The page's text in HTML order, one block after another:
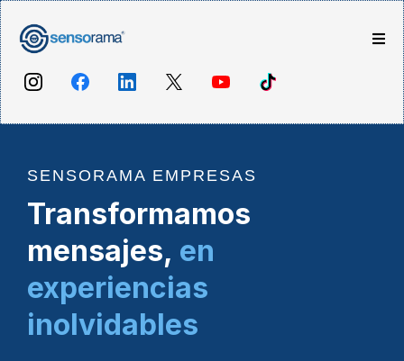
SENSORAMA EMPRESAS
Transformamos
mensajes, en
experiencias
inolvidables